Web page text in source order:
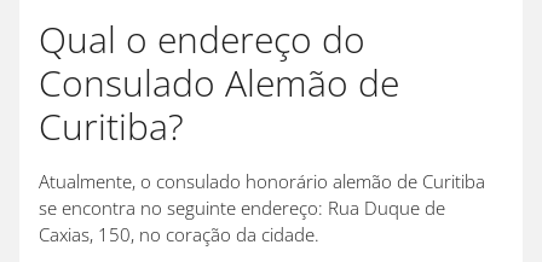
Qual o endereço do
Consulado Alemão de
Curitiba?
Atualmente, o consulado honorário alemão de Curitiba
se encontra no seguinte endereço: Rua Duque de
Caxias, 150, no coração da cidade.